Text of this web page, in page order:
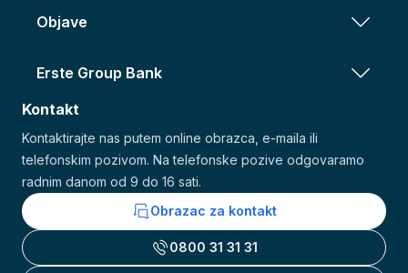
Objave
Erste Group Bank
Kontakt
Kontaktirajte nas putem online obrazca, e-maila ili
telefonskim pozivom. Na telefonske pozive odgovaramo
radnim danom od 9 do 16 sati.
Obrazac za kontakt
0800 31 31 31